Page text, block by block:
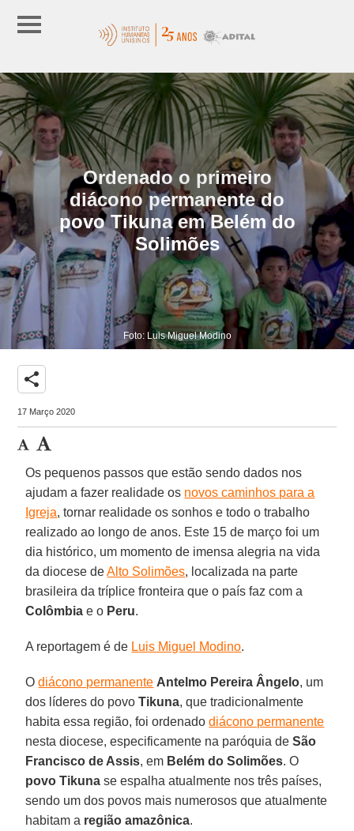
Ordenado o primeiro
diácono permanente do
povo Tikuna em Belém do
Solimões
Foto: Luis Miguel Modino
share
17 Março 2020
Os pequenos passos que estão sendo dados nos
ajudam a fazer realidade os novos caminhos para a
Igreja, tornar realidade os sonhos e todo o trabalho
realizado ao longo de anos. Este 15 de março foi um
dia histórico, um momento de imensa alegria na vida
da diocese deAlto Solimões, localizada na parte
brasileira da tríplice fronteira que o país faz com a
Colômbia e o Peru.
A reportagem é de Luis Miguel Modino.
Odiácono permanente Antelmo Pereira Ângelo, um
dos líderes do povoTikuna, que tradicionalmente
habita essa região, foi ordenadodiácono permanente
nesta diocese, especificamente na paróquia deSão
Francisco de Assis, em Belém do Solimões. O
povo Tikuna se espalha atualmente nos três países,
sendo um dos povos mais numerosos que atualmente
habitam a região amazônica.